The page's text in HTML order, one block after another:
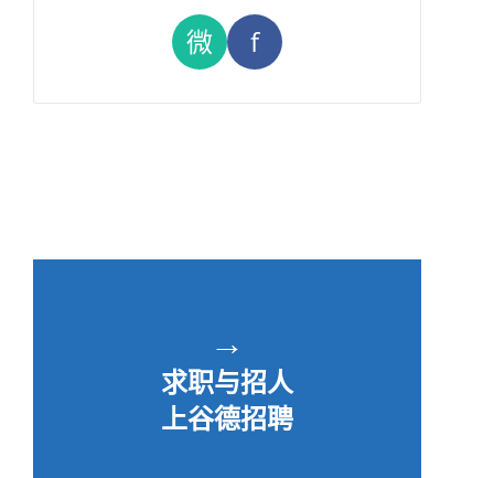
微 f
→
求职与招人
上谷德招聘